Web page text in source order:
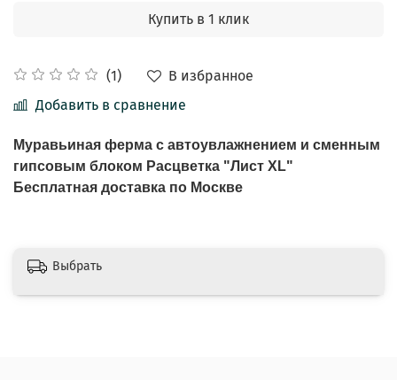
(1)
В избранное
Добавить в сравнение
Купить в 1 клик
Муравьиная ферма с автоувлажнением и сменным
гипсовым блоком Расцветка "Лист XL"
Бесплатная доставка по Москве
Выбрать